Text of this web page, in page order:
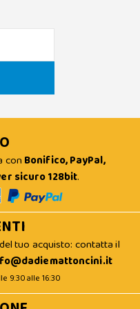
con Bonifico, PayPal,
sicuro 128bit.
tuo acquisto: contatta il
9:30 alle 16:30